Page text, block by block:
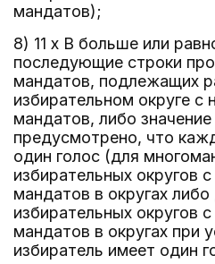
мандатов);
8) 11 x B больше или
последующие строки
мандатов, подлежащих
избирательном округе
мандатов, либо
предусмотрено, что
один голос (для
избирательных округов
мандатов в округах
избирательных округов
мандатов в округах при
избиратель имеет один